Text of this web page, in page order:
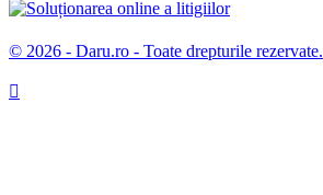
© 2026 - Daru.ro - Toate drepturile rezervate.
